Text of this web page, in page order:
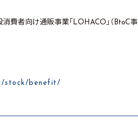
消費者向け通販事業「LOHACO」（BtoC事
stock/benefit/